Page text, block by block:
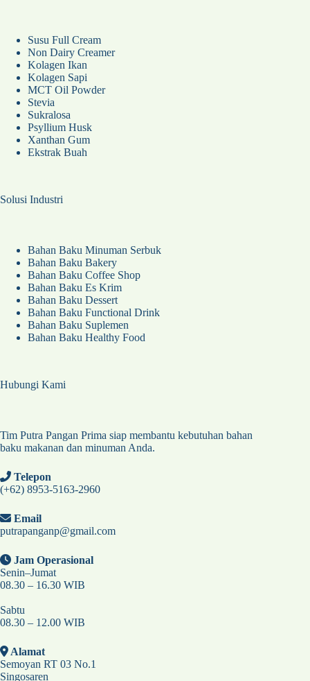
Susu Full Cream
Non Dairy Creamer
Kolagen Ikan
Kolagen Sapi
MCT Oil Powder
Stevia
Sukralosa
Psyllium Husk
Xanthan Gum
Ekstrak Buah
Solusi Industri
Bahan Baku Minuman Serbuk
Bahan Baku Bakery
Bahan Baku Coffee Shop
Bahan Baku Es Krim
Bahan Baku Dessert
Bahan Baku Functional Drink
Bahan Baku Suplemen
Bahan Baku Healthy Food
Hubungi Kami
Tim Putra Pangan Prima siap membantu kebutuhan bahan
baku makanan dan minuman Anda.
Telepon
(+62) 8953-5163-2960
Email
putrapanganp@gmail.com
Jam Operasional
Senin–Jumat
08.30 – 16.30 WIB
Sabtu
08.30 – 12.00 WIB
Alamat
Semoyan RT 03 No.1
Singosaren